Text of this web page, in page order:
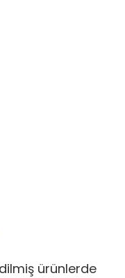
ürünlerde